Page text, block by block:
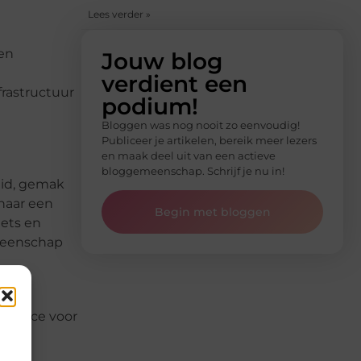
gemak
een
en
voor
Lees verder »
Jouw blog
verdient een
podium!
Bloggen was nog nooit zo eenvoudig!
Publiceer je artikelen, bereik meer lezers
en maak deel uit van een actieve
bloggemeenschap. Schrijf je nu in!
Begin met bloggen